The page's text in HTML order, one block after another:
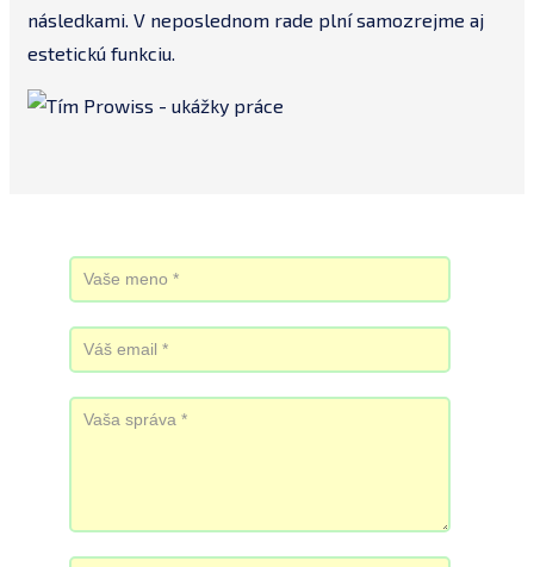
následkami. V neposlednom rade plní samozrejme aj
estetickú funkciu.